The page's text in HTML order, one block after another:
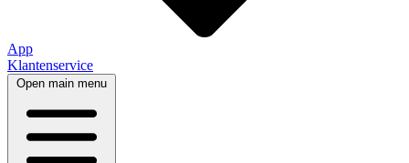
App
Klantenservice
Open main menu